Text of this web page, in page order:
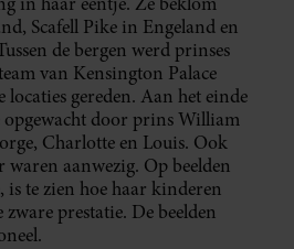
Scafell Pike in Engeland en
de bergen werd prinses
van Kensington Palace
locaties gereden. Aan het einde
opgewacht door prins William
Charlotte en Louis. Ook
waren aanwezig. Op beelden
is te zien hoe haar kinderen
prestatie. De beelden